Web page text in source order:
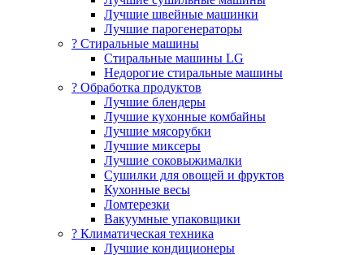
Лучшие швейные машинки
Лучшие парогенераторы
? Стиральные машины
Стиральные машины LG
Недорогие стиральные машины
? Обработка продуктов
Лучшие блендеры
Лучшие кухонные комбайны
Лучшие мясорубки
Лучшие миксеры
Лучшие соковыжималки
Сушилки для овощей и фруктов
Кухонные весы
Ломтерезки
Вакуумные упаковщики
?️ Климатическая техника
Лучшие кондиционеры